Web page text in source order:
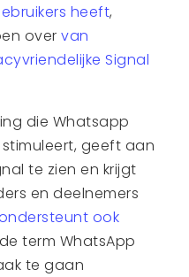
heeft,
overvan
Signal
die Whatsapp
geeft aan
te zien en krijgt
en deelnemers
ook
term WhatsApp
te gaan